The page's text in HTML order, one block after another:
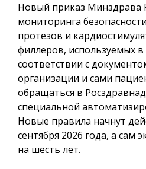
Новый приказ Минздрава
мониторинга
протезов и
филлеров, используемых
соответствии с
организации и сами
обращаться в
специальной
Новые правила начнут
сентября 2026 года, а сам
на шесть лет.